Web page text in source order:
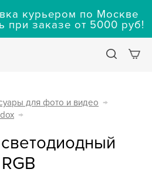
курьером по Москве
при заказе от 5000 руб!
для фото и видео →
→